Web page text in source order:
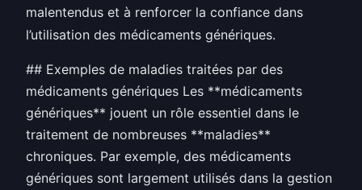
malentendus et à renforcer la confiance dans
l’utilisation des médicaments génériques.
## Exemples de maladies traitées par des
médicaments génériques Les **médicaments
génériques** jouent un rôle essentiel dans le
traitement de nombreuses **maladies**
chroniques. Par exemple, des médicaments
génériques sont largement utilisés dans la gestion